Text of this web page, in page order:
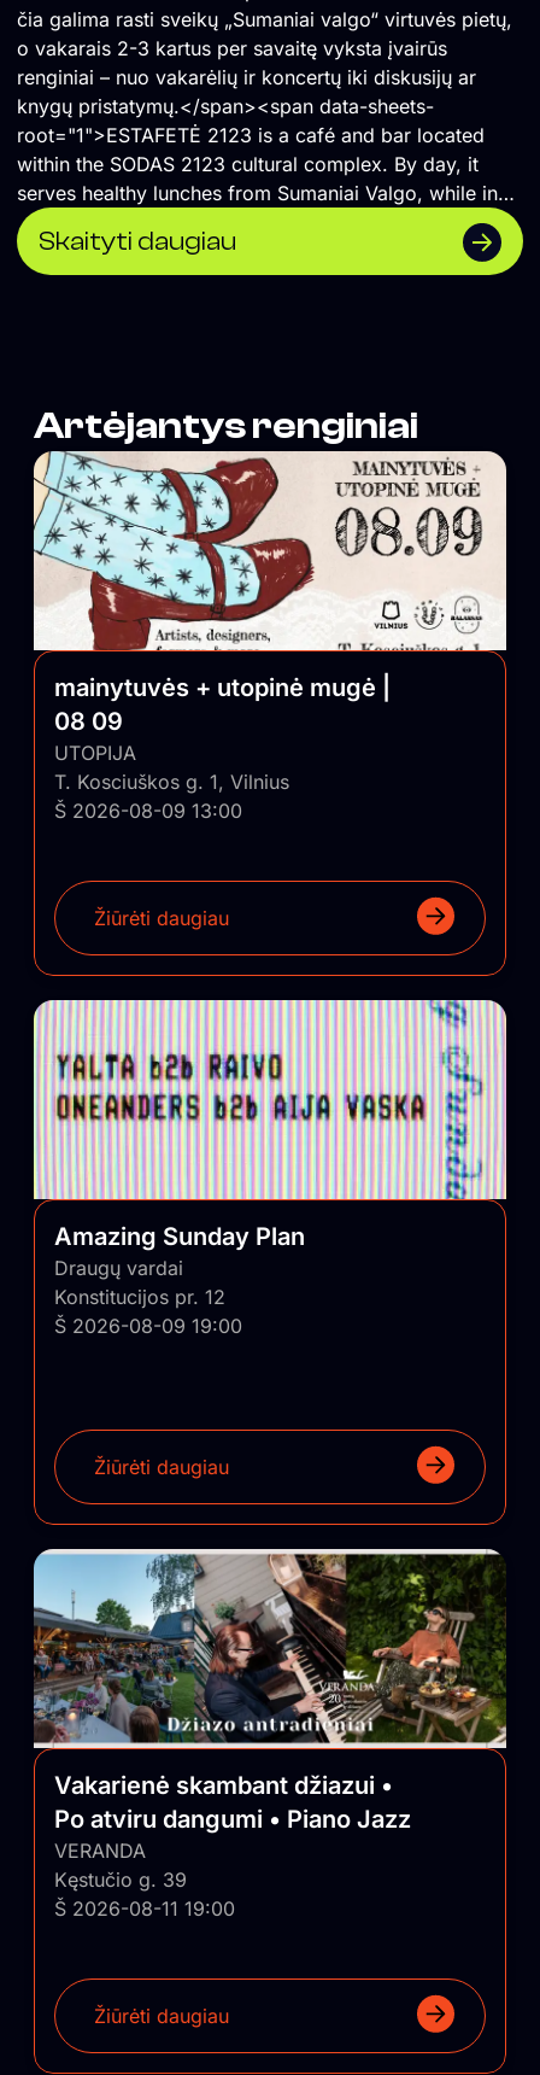
čia galima rasti sveikų „Sumaniai valgo“ virtuvės pietų,
o vakarais 2-3 kartus per savaitę vyksta įvairūs
renginiai – nuo vakarėlių ir koncertų iki diskusijų ar
knygų pristatymų.</span><span data-sheets-
root="1">ESTAFETĖ 2123 is a café and bar located
within the SODAS 2123 cultural complex. By day, it
serves healthy lunches from Sumaniai Valgo, while in
the evenings it hosts a diverse programme of events
two to three times a week, ranging from parties and
concerts to discussions and book launches.</span>
Skaityti daugiau
Artėjantys renginiai
mainytuvės + utopinė mugė |
08 09
UTOPIJA
T. Kosciuškos g. 1, Vilnius
Š 2026-08-09 13:00
Žiūrėti daugiau
Amazing Sunday Plan
Draugų vardai
Konstitucijos pr. 12
Š 2026-08-09 19:00
Žiūrėti daugiau
Vakarienė skambant džiazui •
Po atviru dangumi • Piano Jazz
VERANDA
Kęstučio g. 39
Š 2026-08-11 19:00
Žiūrėti daugiau